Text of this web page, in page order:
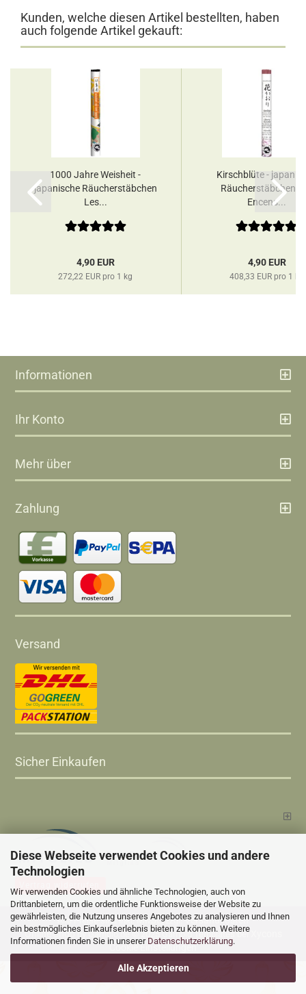
Diese Webseite verwendet Cookies und andere
Technologien
Wir verwenden Cookies und ähnliche Technologien, auch von
Drittanbietern, um die ordentliche Funktionsweise der Website zu
gewährleisten, die Nutzung unseres Angebotes zu analysieren und Ihnen
ein bestmögliches Einkaufserlebnis bieten zu können. Weitere
Informationen finden Sie in unserer Datenschutzerklärung.
Alle Akzeptieren
Kunden, welche diesen Artikel bestellten, haben
auch folgende Artikel gekauft:
1000 Jahre Weisheit -
japanische Räucherstäbchen
Les...
4,90 EUR
272,22 EUR pro 1 kg
Kirschblüte -
Räucherstäbchen
Encens...
4,90 EUR
408,33 EUR pro 1 kg
Informationen
Ihr Konto
Mehr über
Zahlung
Versand
Sicher Einkaufen
Alle Preise sind inkl. MwSt., zzgl.Versandkosten
Online Shopby Gambio.de © 2025 Gambio Templates bei
Cookie Einstellungen